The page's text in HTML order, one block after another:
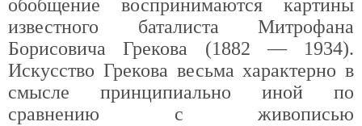
обобщение воспринимаются картины
известного баталиста Митрофана
Борисовича Грекова (1882 — 1934).
Искусство Грекова весьма характерно в
смысле принципиально иной по
сравнению с живописью